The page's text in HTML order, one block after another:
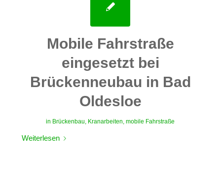
Mobile Fahrstraße
eingesetzt bei
Brückenneubau in Bad
Oldesloe
in Brückenbau, Kranarbeiten,mobile Fahrstraße
Weiterlesen